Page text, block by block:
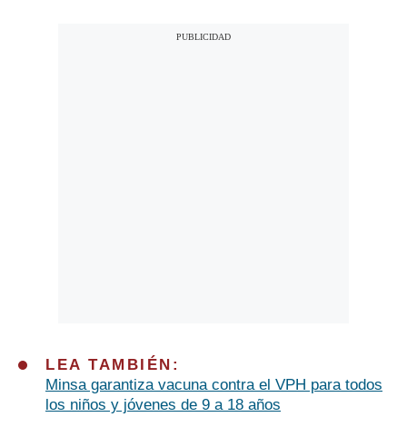
LEA TAMBIÉN:
Minsa garantiza vacuna contra el VPH para todos
los niños y jóvenes de 9 a 18 años